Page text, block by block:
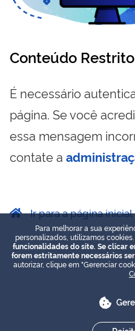
Conteúdo Restrito
É necessário
página. Se você
essa mensagem
contate a
Ir para a página inicial
Para melhorar a sua
personalizados, utilizamos cookies.
funcionalidades do site. Se clicar
forem estritamente necessários
autorizar, clique em "Gerenciar